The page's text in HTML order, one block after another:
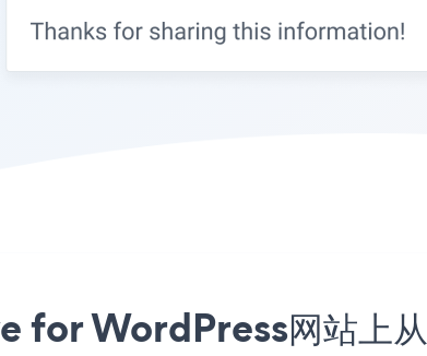
for WordPress网站上